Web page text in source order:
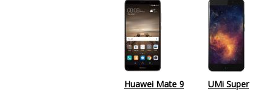
Huawei Mate 9
UMi Super